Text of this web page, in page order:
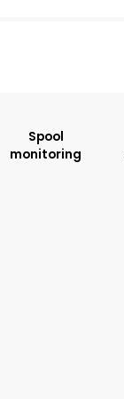
Spool
monitoring